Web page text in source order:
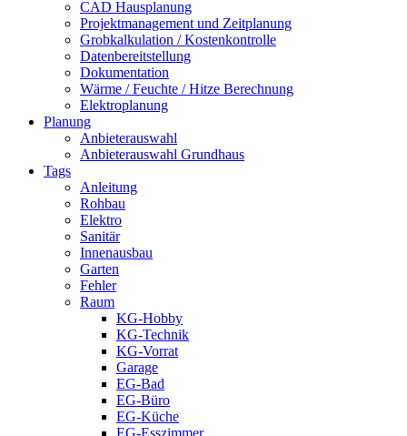
CAD Hausplanung
Projektmanagement und Zeitplanung
Grobkalkulation / Kostenkontrolle
Datenbereitstellung
Dokumentation
Wärme / Feuchte / Hitze Berechnung
Elektroplanung
Planung
Anbieterauswahl
Anbieterauswahl Grundhaus
Tags
Anleitung
Rohbau
Elektro
Sanitär
Innenausbau
Garten
Fehler
Raum
KG-Hobby
KG-Technik
KG-Vorrat
Garage
EG-Bad
EG-Büro
EG-Küche
EG-Esszimmer